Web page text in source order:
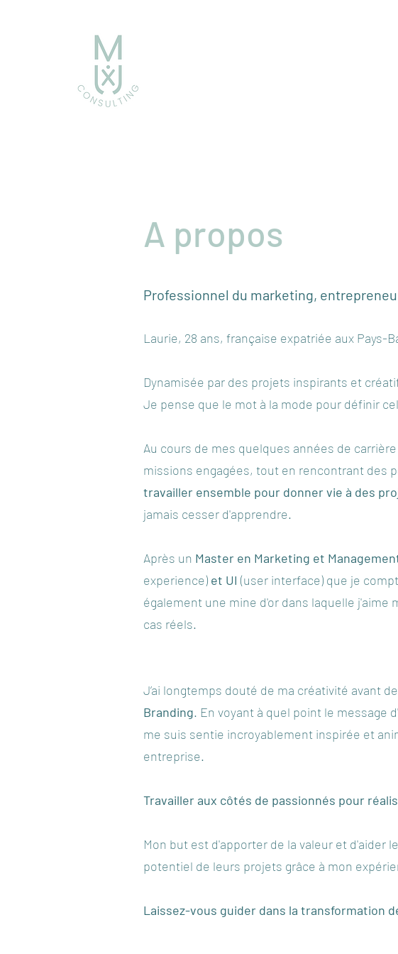
A propos
Professionnel du marketing,
Laurie, 28 ans, française expatriée aux Pays-
Dynamisée par des projets inspirants et
Je pense que le mot à la mode pour définir
Au cours de mes quelques années de
missions engagées, tout en rencontrant des
travailler ensemble pour donner vie à des
jamais cesser d'apprendre.
Après un Master en Marketing et
experience) et UI (user interface) que je
également une mine d'or dans laquelle
cas réels.
J’ai longtemps douté de ma créativité avant
Branding. En voyant à quel point le message
me suis sentie incroyablement inspirée et
entreprise.
Travailler aux côtés de passionnés pour
Mon but est d'apporter de la valeur et d'aider
potentiel de leurs projets grâce à mon
Laissez-vous guider dans la transformation